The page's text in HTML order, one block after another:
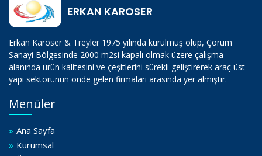
ERKAN KAROSER
Erkan Karoser & Treyler 1975 yılında kurulmuş olup, Çorum
Sanayi Bölgesinde 2000 m2si kapalı olmak üzere çalışma
alanında ürün kalitesini ve çeşitlerini sürekli geliştirerek araç üst
yapı sektörünün önde gelen firmaları arasında yer almıştır.
Menüler
» Ana Sayfa
» Kurumsal